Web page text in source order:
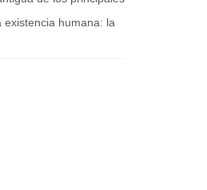
existencia humana: la